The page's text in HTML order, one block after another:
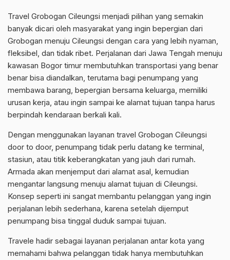
Travel Grobogan Cileungsi menjadi pilihan yang semakin
banyak dicari oleh masyarakat yang ingin bepergian dari
Grobogan menuju Cileungsi dengan cara yang lebih nyaman,
fleksibel, dan tidak ribet. Perjalanan dari Jawa Tengah menuju
kawasan Bogor timur membutuhkan transportasi yang benar
benar bisa diandalkan, terutama bagi penumpang yang
membawa barang, bepergian bersama keluarga, memiliki
urusan kerja, atau ingin sampai ke alamat tujuan tanpa harus
berpindah kendaraan berkali kali.
Dengan menggunakan layanan travel Grobogan Cileungsi
door to door, penumpang tidak perlu datang ke terminal,
stasiun, atau titik keberangkatan yang jauh dari rumah.
Armada akan menjemput dari alamat asal, kemudian
mengantar langsung menuju alamat tujuan di Cileungsi.
Konsep seperti ini sangat membantu pelanggan yang ingin
perjalanan lebih sederhana, karena setelah dijemput
penumpang bisa tinggal duduk sampai tujuan.
Travele hadir sebagai layanan perjalanan antar kota yang
memahami bahwa pelanggan tidak hanya membutuhkan